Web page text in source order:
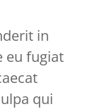
in
eu fugiat
qui